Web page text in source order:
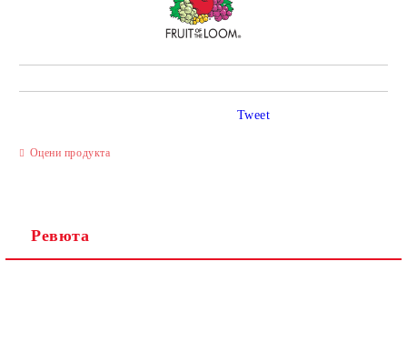
Оцени продукта
Tweet
Ревюта